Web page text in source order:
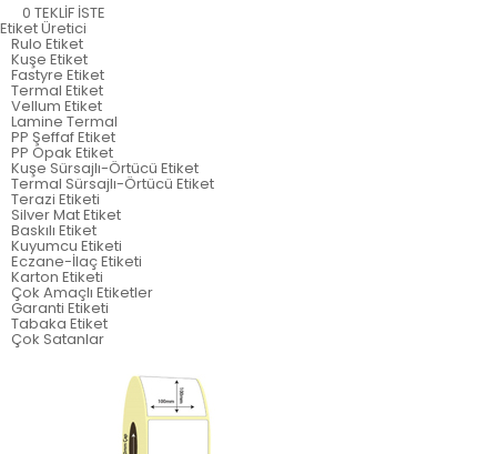
0 TEKLİF İSTE
EtiketÜretici
Rulo Etiket
Kuşe Etiket
Fastyre Etiket
Termal Etiket
Vellum Etiket
Lamine Termal
PP Şeffaf Etiket
PP Opak Etiket
Kuşe Sürsajlı-Örtücü Etiket
Termal Sürsajlı-Örtücü Etiket
Terazi Etiketi
Silver Mat Etiket
Baskılı Etiket
Kuyumcu Etiketi
Eczane-İlaç Etiketi
Karton Etiketi
Çok Amaçlı Etiketler
Garanti Etiketi
Tabaka Etiket
Çok Satanlar